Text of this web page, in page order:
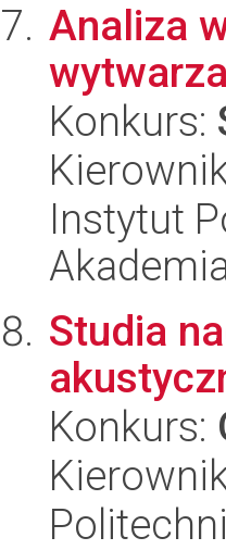
Analiza
Konkurs:
Instytut
Studia
Konkurs: